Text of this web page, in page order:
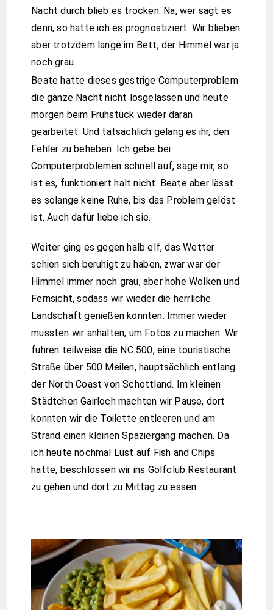
Nacht durch blieb es trocken. Na, wer sagt es
denn, so hatte ich es prognostiziert. Wir blieben
aber trotzdem lange im Bett, der Himmel war ja
noch grau.
Beate hatte dieses gestrige Computerproblem
die ganze Nacht nicht losgelassen und heute
morgen beim Frühstück wieder daran
gearbeitet. Und tatsächlich gelang es ihr, den
Fehler zu beheben. Ich gebe bei
Computerproblemen schnell auf, sage mir, so
ist es, funktioniert halt nicht. Beate aber lässt
es solange keine Ruhe, bis das Problem gelöst
ist. Auch dafür liebe ich sie.
Weiter ging es gegen halb elf, das Wetter
schien sich beruhigt zu haben, zwar war der
Himmel immer noch grau, aber hohe Wolken und
Fernsicht, sodass wir wieder die herrliche
Landschaft genießen konnten. Immer wieder
mussten wir anhalten, um Fotos zu machen. Wir
fuhren teilweise die NC 500, eine touristische
Straße über 500 Meilen, hauptsächlich entlang
der North Coast von Schottland. Im kleinen
Städtchen Gairloch machten wir Pause, dort
konnten wir die Toilette entleeren und am
Strand einen kleinen Spaziergang machen. Da
ich heute nochmal Lust auf Fish and Chips
hatte, beschlossen wir ins Golfclub Restaurant
zu gehen und dort zu Mittag zu essen.